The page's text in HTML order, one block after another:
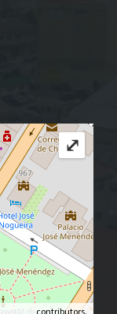
contributors.
⤢